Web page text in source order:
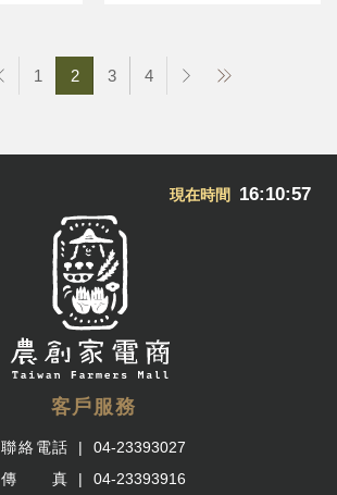
1 2 3 4
現在時間 16:10:58
客戶服務
聯絡電話
04-23393027
傳 真
04-23393916